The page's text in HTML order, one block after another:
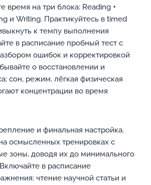
время на три блока: Reading +
и Writing. Практикуйтесь в timed
к темпу выполнения
в расписание пробный тест с
ошибок и корректировкой
о восстановлении и
сон, режим, лёгкая физическая
концентрации во время
и финальная настройка.
осмысленных тренировках с
зоны, доводя их до минимального
в расписание
чтение научной статьи и